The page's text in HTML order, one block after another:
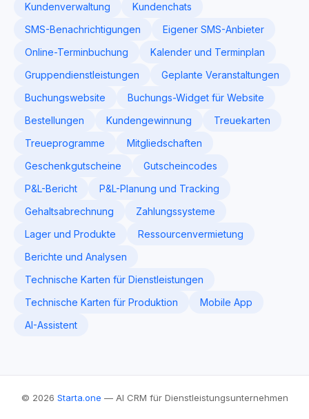
Kundenverwaltung
Kundenchats
SMS-Benachrichtigungen
Eigener SMS-Anbieter
Online-Terminbuchung
Kalender und Terminplan
Gruppendienstleistungen
Geplante Veranstaltungen
Buchungswebsite
Buchungs-Widget für Website
Bestellungen
Kundengewinnung
Treuekarten
Treueprogramme
Mitgliedschaften
Geschenkgutscheine
Gutscheincodes
P&L-Bericht
P&L-Planung und Tracking
Gehaltsabrechnung
Zahlungssysteme
Lager und Produkte
Ressourcenvermietung
Berichte und Analysen
Technische Karten für Dienstleistungen
Technische Karten für Produktion
Mobile App
AI-Assistent
© 2026 Starta.one — AI CRM für Dienstleistungsunternehmen